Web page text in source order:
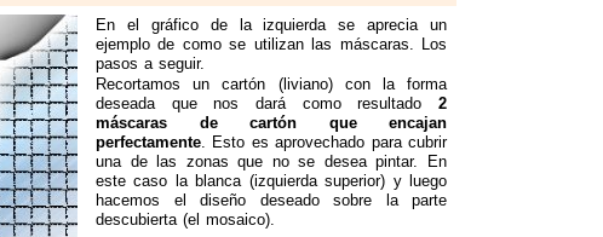
En el gráfico de la izquierda se aprecia un
ejemplo de como se utilizan las máscaras. Los
pasos a seguir.
Recortamos un cartón (liviano) con la forma
deseada que nos dará como resultado 2
máscaras de cartón que encajan
perfectamente. Esto es aprovechado para cubrir
una de las zonas que no se desea pintar. En
este caso la blanca (izquierda superior) y luego
hacemos el diseño deseado sobre la parte
descubierta (el mosaico).